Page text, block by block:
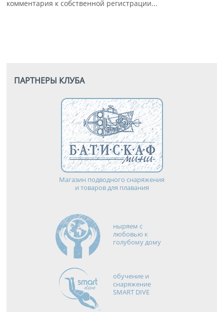
комментария к собственной регистрации...
ПАРТНЕРЫ КЛУБА
Магазин подводного снаряжения
и товаров для плавания
ныряем с
любовью к
голубому дому
обучение и
снаряжение
SMART DIVE